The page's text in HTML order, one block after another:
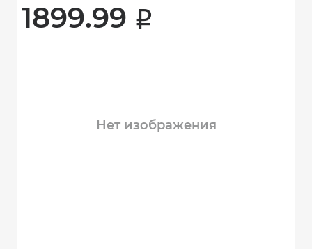
1899.99 i
Нет изображения